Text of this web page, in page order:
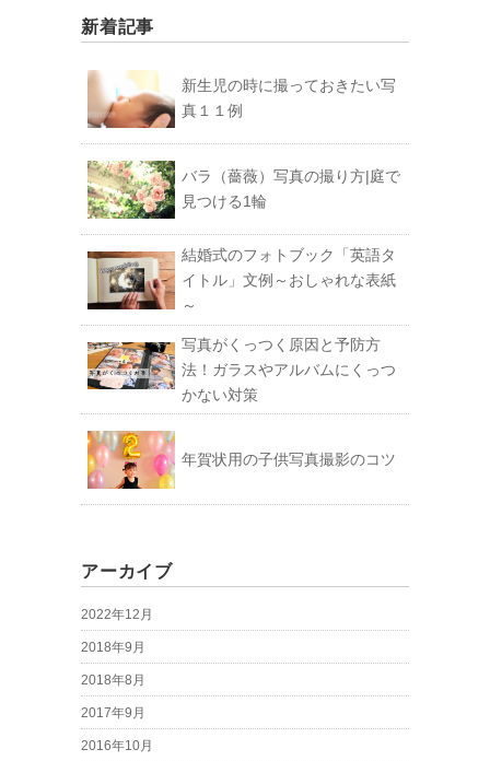
新着記事
新生児の時に撮っておきたい写
真１１例
バラ（薔薇）写真の撮り方|庭で
見つける1輪
結婚式のフォトブック「英語タ
イトル」文例～おしゃれな表紙
～
写真がくっつく原因と予防方
法！ガラスやアルバムにくっつ
かない対策
年賀状用の子供写真撮影のコツ
アーカイブ
2022年12月
2018年9月
2018年8月
2017年9月
2016年10月